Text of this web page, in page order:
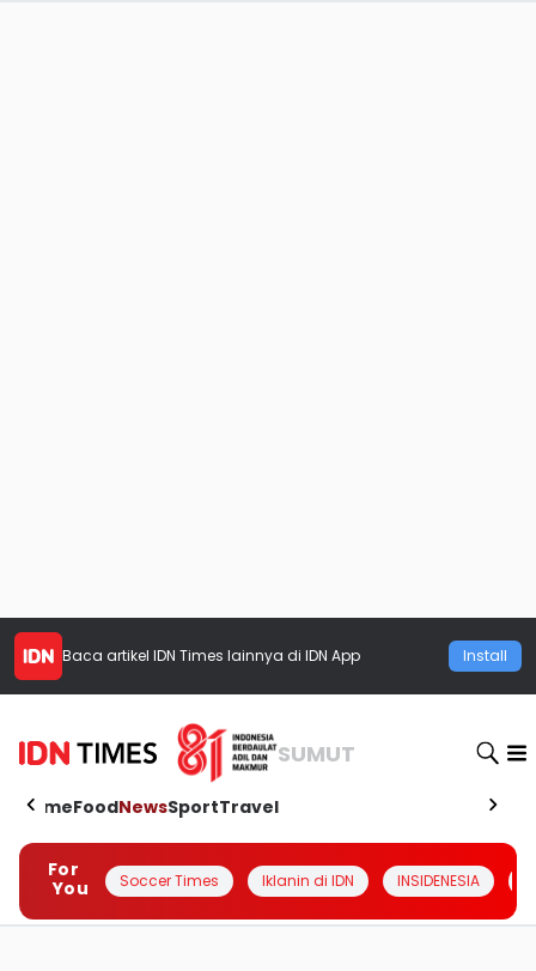
Baca artikel IDN Times lainnya di IDN App Install
SUMUT
HomeFoodNewsSportTravel
For
You
Soccer Times Iklanin di IDN INSIDENESIA